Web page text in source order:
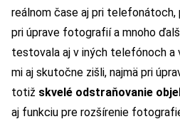
reálnom čase aj pri telefonátoch,
pri úprave fotografií a mnoho
testovala aj v iných telefónoch a
mi aj skutočne zišli, najmä pri
totiž skvelé odstraňovanie
aj funkciu pre rozšírenie